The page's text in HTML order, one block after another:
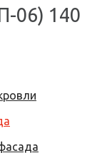
06) 140